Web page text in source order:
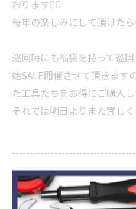
おります🙇‍♂️
毎年の楽しみにして頂けたら
巡回時にも福袋を持って巡
始SALE開催させて頂きます
た工具たちをお得にご購入
それでは明日よりまた宜し
--
株式会社１ＬＴ
岡山県玉野市長尾688-1